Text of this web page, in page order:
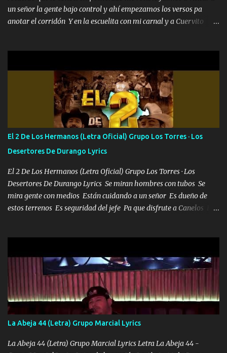
un señor la gente bajo control y ahí empezamos los versos pa
anotar el corridón Y en la escuelita con mi carnal y a Cuervito
camisa es color Verde y peleam0s la Bandera por todita a la ciudad
con los drones patrullando la Frontera De Tijuana Bulevares
Bellas Artes me ve en las blancas ya hace falta mi APA FLACO
verde se le extraña pa que sepan Aquí Pura GENTE DE LA RANA 🐸
POR CLAVE ES EL CALI 4 EN LA CIUDAD TIJUANA Música Al
tirante andamos mi carnal atento a cualquier necesidad no porque
se ve limpio el camino nos confiamos al andar y nunca con la
misma piedra me vuelvo a tropezar Cuando ando de enamorado
en corto me tiró a per...
El 2 De Los Hermanos (Letra Oficial) Grupo Los Torres · Los
Desertores De Durango Lyrics
El 2 De Los Hermanos (Letra Oficial) Grupo Los Torres · Los
Desertores De Durango Lyrics Se miran hombres con tubos Se
mira gente con medios Están cuidando a un señor Es dueño de
estos terrenos Es seguridad del jefe Pa que disfrute a Canelos Es
ni tampoco las mujeres porque es platica de grandes por eso hay
que estar alegres doy las instrucciones para atender los deberes
Música Si es que salta algún problema de confianza tengo gente
ahí está el Hombre Cuarenta y también Pariente 7 arreglan
cualquier problema no más es cuestión que ordené NOS HACE
FALTA UN HERMANO DE CLAVE ERA EL 24 SIEMPRE FUE UN
HOMBRE VALIENTE POR ALGO M'URIÓ PELEAND0 SIEMPRE
VIO POR LA FAMILIA PARA QUE SIGA EL LEGADO Es el DOS de
La Abeja 44 (Letra) Grupo Marcial Lyrics
La Abeja 44 (Letra) Grupo Marcial Lyrics Letra La Abeja 44 -